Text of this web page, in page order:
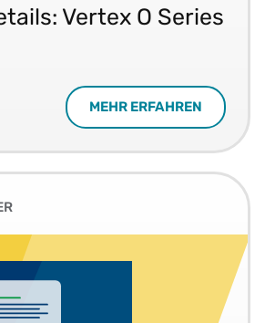
Vertex O Series
MEHR ERFAHREN